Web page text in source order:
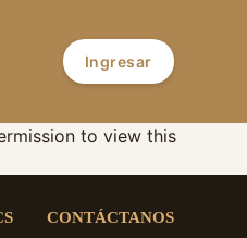
Ingresar
to view this
CONTÁCTANOS